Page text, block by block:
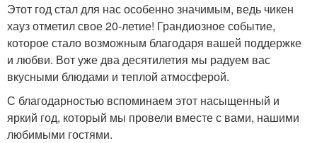
Этот год стал для нас особенно значимым, ведь чикен
хауз отметил свое 20-летие! Грандиозное событие,
которое стало возможным благодаря вашей поддержке
и любви. Вот уже два десятилетия мы радуем вас
вкусными блюдами и теплой атмосферой.
С благодарностью вспоминаем этот насыщенный и
яркий год, который мы провели вместе с вами, нашими
любимыми гостями.